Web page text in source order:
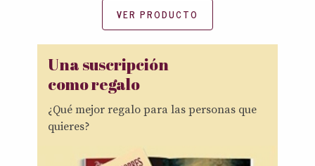
VER PRODUCTO
Una suscripción
como regalo
¿Qué mejor regalo para las personas que
quieres?